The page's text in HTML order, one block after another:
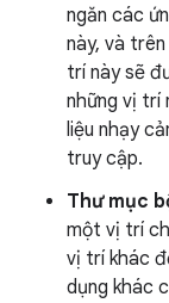
ngăn các
này, và
trí này sẽ
những vị trí
liệu nhạy
truy cập.
Thư mục
một vị trí
vị trí khác
dụng khác